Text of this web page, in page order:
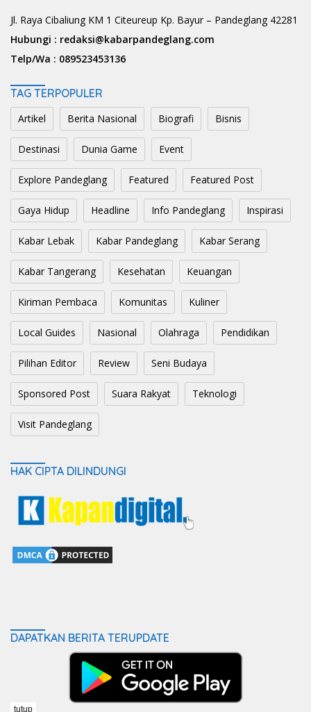
Jl. Raya Cibaliung KM 1 Citeureup Kp. Bayur – Pandeglang 42281
Hubungi : redaksi@kabarpandeglang.com
Telp/Wa : 089523453136
TAG TERPOPULER
Artikel Berita Nasional Biografi Bisnis
Destinasi Dunia Game Event
Explore Pandeglang Featured Featured Post
Gaya Hidup Headline Info Pandeglang Inspirasi
Kabar Lebak Kabar Pandeglang Kabar Serang
Kabar Tangerang Kesehatan Keuangan
Kiriman Pembaca Komunitas Kuliner
Local Guides Nasional Olahraga Pendidikan
Pilihan Editor Review Seni Budaya
Sponsored Post Suara Rakyat Teknologi
Visit Pandeglang
HAK CIPTA DILINDUNGI
DAPATKAN BERITA TERUPDATE
tutup